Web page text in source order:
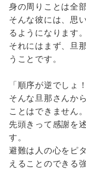
身の周りことは全
そんな彼には、思
るようになります。
それにはまず、旦
うことです。
「順序が逆でしょ
そんな旦那さんか
ことはできません。
先頭きって感謝を
す。
避難は人の心をピ
えることのできる